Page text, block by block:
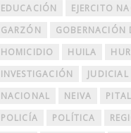
EDUCACIÓN
EJERCITO
GARZÓN
GOBERNACIÓN
HOMICIDIO
HUILA
INVESTIGACIÓN
JUDICIAL
NACIONAL
NEIVA
POLICÍA
POLÍTICA